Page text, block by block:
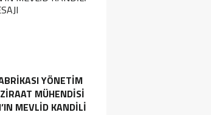
YÖNETIM
MÜHENDISI
MEVLID KANDILI